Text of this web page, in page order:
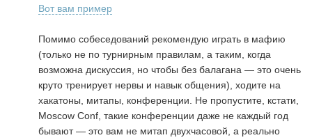
Вот вам пример
Помимо собеседований рекомендую играть в мафию
(только не по турнирным правилам, а таким, когда
возможна дискуссия, но чтобы без балагана — это очень
круто тренирует нервы и навык общения), ходите на
хакатоны, митапы, конференции. Не пропустите, кстати,
Moscow Conf, такие конференции даже не каждый год
бывают — это вам не митап двухчасовой, а реально